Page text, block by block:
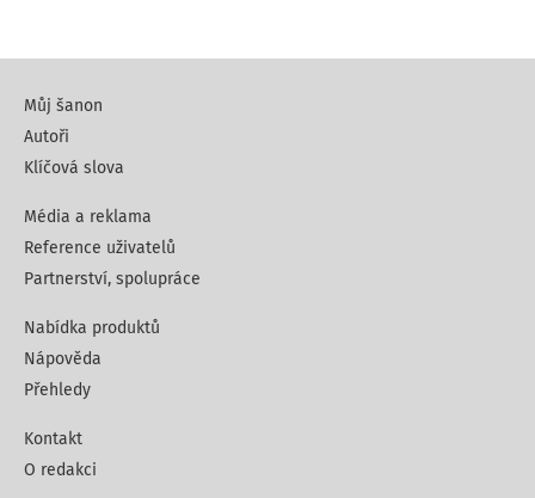
Můj šanon
Autoři
Klíčová slova
Média a reklama
Reference uživatelů
Partnerství, spolupráce
Nabídka produktů
Nápověda
Přehledy
Kontakt
O redakci